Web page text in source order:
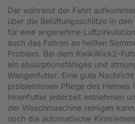
Der während der Fahrt
über die Belüftungsschlitze in
für eine angenehme
auch das Fahren an heißen
Problem. Bei dem KwikWick2-
ein absorptionsfähiges und
Wangenfutter. Eine gute
problemlosen Pflege des Helmes
Innenfutter jederzeit entnehmen
der Waschmaschine reinigen
noch die automatische